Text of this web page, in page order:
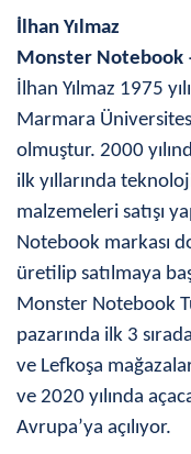
İlhan Yılmaz
Monster Notebook
İlhan Yılmaz 1975
Marmara
olmuştur. 2000
ilk yıllarında
malzemeleri satışı
Notebook markası
üretilip satılmaya
Monster Notebook
pazarında ilk 3
ve Lefkoşa
ve 2020 yılında
Avrupa’ya açılıyor.